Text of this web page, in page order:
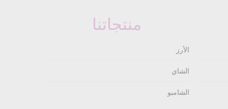
منتجاتنا
الأرز
الشاي
الشامبو